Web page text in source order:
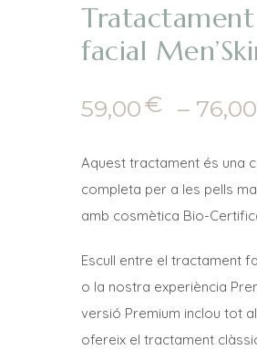
Tratactament
facial
59,00€ – 76,00
Aquest tractament és una
completa per a les pells
amb cosmètica Bio-
Escull entre el tractament
o la nostra experiència
versió Premium inclou tot
ofereix el tractament